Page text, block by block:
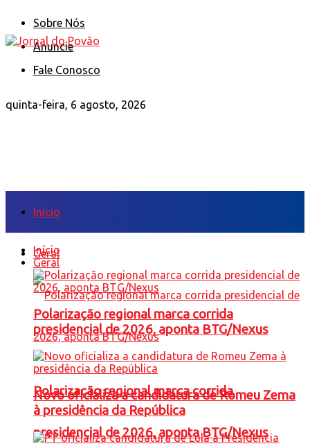
Sobre Nós
Anuncie
Fale Conosco
quinta-feira, 6 agosto, 2026
Início
Geral
Polarização regional marca corrida
presidencial de 2026, aponta BTG/Nexus
Início
Geral
Polarização regional marca corrida
presidencial de 2026, aponta BTG/Nexus
Novo oficializa a candidatura de Romeu Zema
à presidência da República